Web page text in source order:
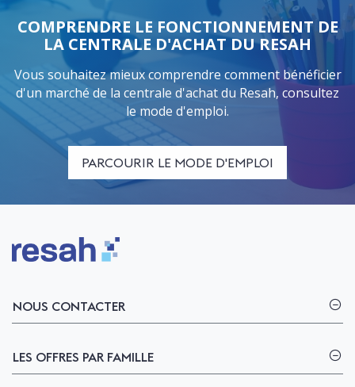
COMPRENDRE LE FONCTIONNEMENT DE
LA CENTRALE D'ACHAT DU RESAH
Vous souhaitez mieux comprendre comment bénéficier
d'un marché de la centrale d'achat du Resah, consultez
le mode d'emploi.
PARCOURIR LE MODE D'EMPLOI
Logo Resah
NOUS CONTACTER
LES OFFRES PAR FAMILLE